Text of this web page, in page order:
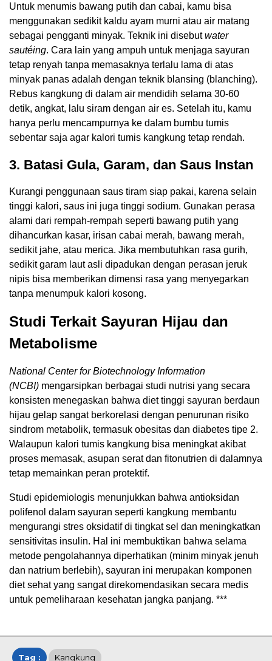
Untuk menumis bawang putih dan cabai, kamu bisa
menggunakan sedikit kaldu ayam murni atau air matang
sebagai pengganti minyak. Teknik ini disebutwater
sautéing. Cara lain yang ampuh untuk menjaga sayuran
tetap renyah tanpa memasaknya terlalu lama di atas
minyak panas adalah dengan teknik blansing (blanching).
Rebus kangkung di dalam air mendidih selama 30-60
detik, angkat, lalu siram dengan air es. Setelah itu, kamu
hanya perlu mencampurnya ke dalam bumbu tumis
sebentar saja agar kalori tumis kangkung tetap rendah.
3. Batasi Gula, Garam, dan Saus Instan
Kurangi penggunaan saus tiram siap pakai, karena selain
tinggi kalori, saus ini juga tinggi sodium. Gunakan perasa
alami dari rempah-rempah seperti bawang putih yang
dihancurkan kasar, irisan cabai merah, bawang merah,
sedikit jahe, atau merica. Jika membutuhkan rasa gurih,
sedikit garam laut asli dipadukan dengan perasan jeruk
nipis bisa memberikan dimensi rasa yang menyegarkan
tanpa menumpuk kalori kosong.
Studi Terkait Sayuran Hijau dan
Metabolisme
National Center for Biotechnology Information
(NCBI) mengarsipkan berbagai studi nutrisi yang secara
konsisten menegaskan bahwa diet tinggi sayuran berdaun
hijau gelap sangat berkorelasi dengan penurunan risiko
sindrom metabolik, termasuk obesitas dan diabetes tipe 2.
Walaupun kalori tumis kangkung bisa meningkat akibat
proses memasak, asupan serat dan fitonutrien di dalamnya
tetap memainkan peran protektif.
Studi epidemiologis menunjukkan bahwa antioksidan
polifenol dalam sayuran seperti kangkung membantu
mengurangi stres oksidatif di tingkat sel dan meningkatkan
sensitivitas insulin. Hal ini membuktikan bahwa selama
metode pengolahannya diperhatikan (minim minyak jenuh
dan natrium berlebih), sayuran ini merupakan komponen
diet sehat yang sangat direkomendasikan secara medis
untuk pemeliharaan kesehatan jangka panjang. ***
Tag : Kangkung